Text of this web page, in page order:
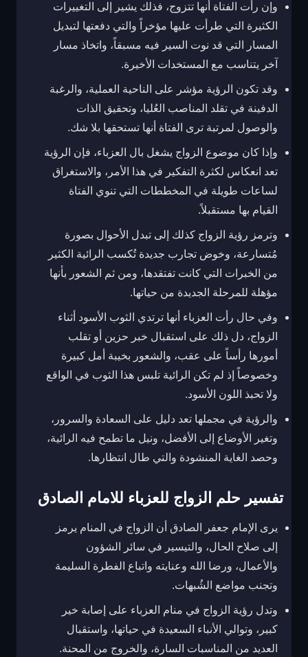
وإن رأت الفتاة أنها تتزوج، فذلك يشير إلى التغييرات
الكثيرة التي طرأت عليها مؤخراً والتي دفعتها لتبديل
المسار التي قد نوت السير فيه مسبقاً، واتخاذ مسار
آخر يتناسب مع المستخدات الأخيرة.
وقد تكون الرؤية مؤشر على الناحية العملية، والرغبة
الدفينة في تقلد المناصب العُليا، وتحقيق الذات
والوصول لمرتبة ترى الفتاة أنها تستحقها بلا شك.
وإذا كان موضوع الزواج يشغل بال العزباء، فإن الرؤية
تعد انعكاس لكثرة التفكير في هذا الأمر، والاستغراق
لساعات طويلة في المخططات التي تنوي الفتاة
القيام بها مستقبلاً.
وترمز رؤية الزواج كذلك إلى تبدل الأحوال بصورة
مُتسارعة، وخوض تجارب جديدة تُكسب الرائية الكثير
من الخبرات التي كانت تفتقدها، ومن ثم الشعور بأنها
مؤهلة للمرحلة الجديدة من حياتها.
وفي حال رأت العزباء أنها ترتدي الثوب الأسود أثناء
الزواج، دل ذلك على استقبال خبر حزين أو تقلب
أمورها رأساً على عقب، والشعور بخيبة أمل كبيرة
وخصوصاً إذ لم تكن الرائية تلبس هذا الثوب في الواقع
ولا تحبذ اللون الأسود.
والرؤية في مجملها تعد دليل على السعادة والسرور،
وتغير الأوضاع إلى الأفضل، ونيل ما تطمح فيه الرائية،
وحصد الغاية المنشودة والتي طال انتظارها.
تفسير حلم الزواج للعزباء للامام الصادق
يرى الإمام جعفر الصادق أن الزواج في المنام يرمز
إلى صلاح الحال، والتيسير في سائر الشؤون
والأعمال، ورضا الله وعنايته واتباع الفطرة السليمة
وتجنب مواضع الشُبهات.
وتدل رؤية الزواج في منام العزباء على إصابة خير
كبير، وتوالي الأنباء السعيدة في حياتها، واستقبال
العديد من المناسبات السارة، والخروج من المحنة.